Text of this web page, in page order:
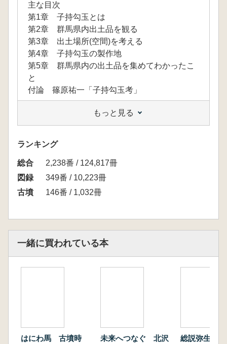
主な目次
第1章 子持勾玉とは
第2章 群馬県内出土品を観る
第3章 出土場所(空間)を考える
第4章 子持勾玉の製作地
第5章 群馬県内の出土品を集めてわかったこ
と
付論 篠原祐一「子持勾玉考」
もっと見る
ランキング
総合
2,238番 / 124,817冊
図録
349番 / 10,223冊
古墳
146番 / 1,032冊
一緒に買われている本
はにわ馬 古墳時
未来へつなぐ 北沢
総説弥生時